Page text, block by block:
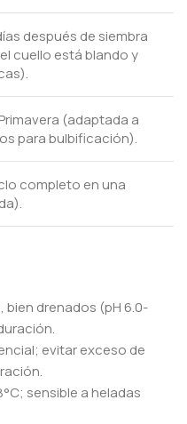
después de siembra
cuello está blando y
(adaptada a
para bulbificación).
completo en una
drenados (pH 6.0-
evitar exceso de
sensible a heladas